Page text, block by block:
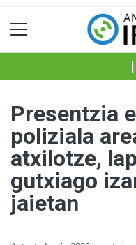
Presentzia
poliziala
atxilotze,
gutxiago
jaietan